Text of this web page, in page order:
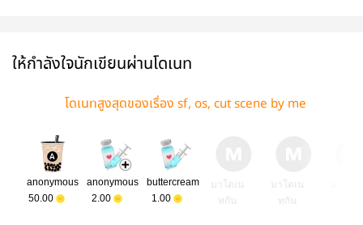
ให้กำลังใจนักเขียนผ่านโดเนท
โดเนทสูงสุดของเรื่อง sf, os, cut scene by me
anonymous
50.00
anonymous
2.00
buttercream
1.00
มาโดเน
ทกัน
มาโดเน
ทกัน